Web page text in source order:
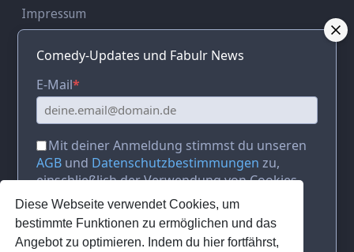
Diese Webseite verwendet Cookies, um
bestimmte Funktionen zu ermöglichen und das
Angebot zu optimieren. Indem du hier fortfährst,
Impressum
AGB
Datenschutz
AVV
KONTAKT
Adresse:c/o RUFFINI Creative Hub,
Sendlinger Straße 1,
Telefon:
+49 089 - 18 96 59 600
E-Mail: info@fabulr.com
Comedy-Updates und Fabulr News
E-Mail*
Mit deiner Anmeldung stimmst du unseren
AGB und Datenschutzbestimmungen zu,
einschließlich der Verwendung von Cookies
und der Übertragung deiner persönlichen
Daten an Fabulr Comedy Media